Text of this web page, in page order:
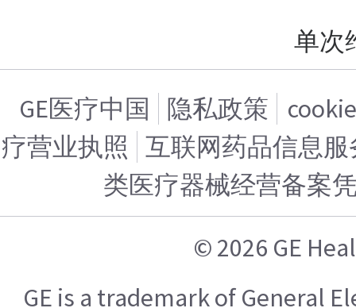
单次
GE医疗中国 隐私政策
疗营业执照 互联网药品信息服
类医疗器械经营备案
© 2026 GE
GE is a trademark of General